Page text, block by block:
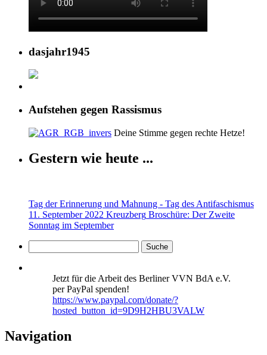
dasjahr1945
Aufstehen gegen Rassismus
Deine Stimme gegen rechte Hetze!
Gestern wie heute ...
Tag der Erinnerung und Mahnung - Tag des Antifaschismus
11. September 2022 Kreuzberg Broschüre: Der Zweite
Sonntag im September
Jetzt für die Arbeit des Berliner VVN BdA e.V.
per PayPal spenden!
https://www.paypal.com/donate/?
hosted_button_id=9D9H2HBU3VALW
Navigation